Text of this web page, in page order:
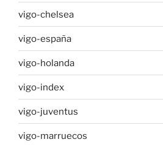
vigo-chelsea
vigo-españa
vigo-holanda
vigo-index
vigo-juventus
vigo-marruecos